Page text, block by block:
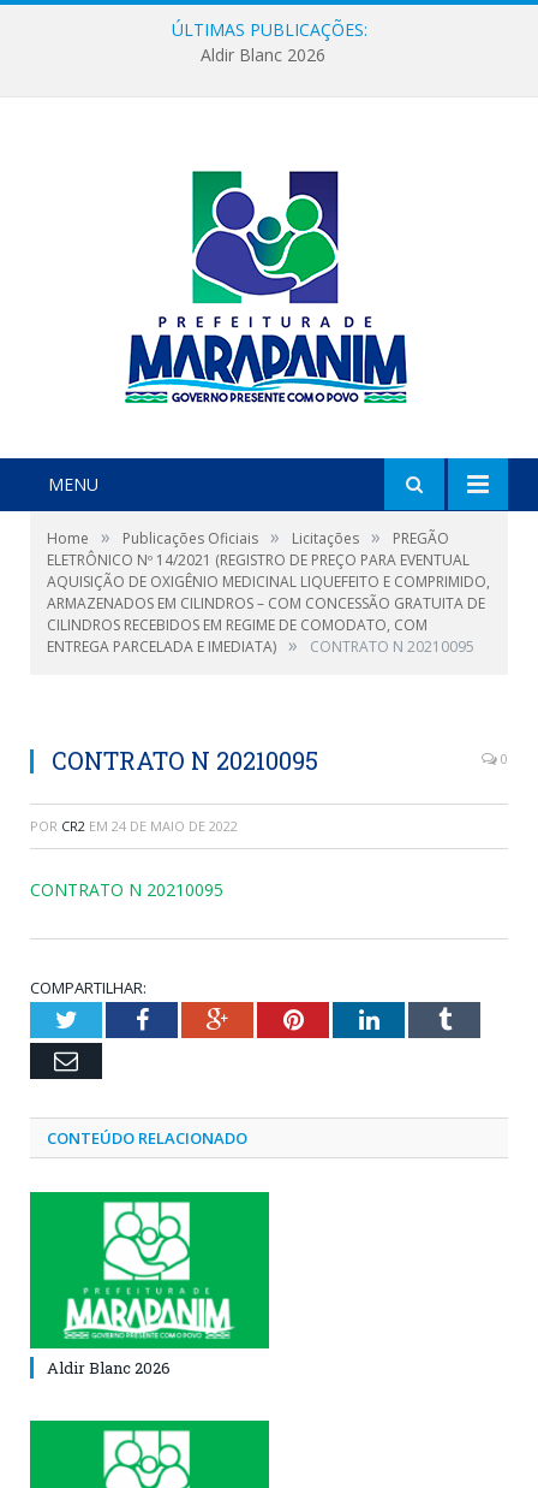
ÚLTIMAS PUBLICAÇÕES:
Aldir Blanc 2026
MENU
Home » Publicações Oficiais » Licitações »
PREGÃO
ELETRÔNICO Nº 14/2021 (REGISTRO DE PREÇO PARA EVENTUAL
AQUISIÇÃO DE OXIGÊNIO MEDICINAL LIQUEFEITO E COMPRIMIDO,
ARMAZENADOS EM CILINDROS – COM CONCESSÃO GRATUITA DE
CILINDROS RECEBIDOS EM REGIME DE COMODATO, COM
ENTREGA PARCELADA E IMEDIATA) » CONTRATO N 20210095
CONTRATO N 20210095 0
POR CR2 EM 24 DE MAIO DE 2022
CONTRATO N 20210095
COMPARTILHAR:
TwitterFacebookGoogle+PinterestLinkedInTumblr
Email
CONTEÚDO RELACIONADO
Aldir Blanc 2026